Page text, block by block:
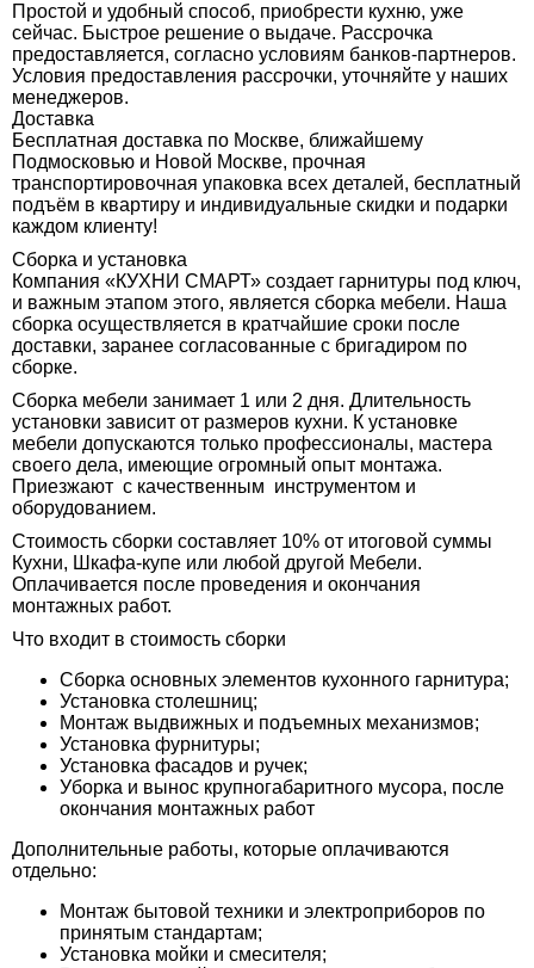
Простой и удобный способ, приобрести кухню, уже
сейчас. Быстрое решение о выдаче. Рассрочка
предоставляется, согласно условиям банков-партнеров.
Условия предоставления рассрочки, уточняйте у наших
менеджеров.
Доставка
Бесплатная доставка по Москве, ближайшему
Подмосковью и Новой Москве, прочная
транспортировочная упаковка всех деталей, бесплатный
подъём в квартиру и индивидуальные скидки и подарки
каждом клиенту!
Сборка и установка
Компания «КУХНИ СМАРТ» создает гарнитуры под ключ,
и важным этапом этого, является сборка мебели. Наша
сборка осуществляется в кратчайшие сроки после
доставки, заранее согласованные с бригадиром по
сборке.
Сборка мебели занимает 1 или 2 дня. Длительность
установки зависит от размеров кухни. К установке
мебели допускаются только профессионалы, мастера
своего дела, имеющие огромный опыт монтажа.
Приезжают с качественным инструментом и
оборудованием.
Стоимость сборки составляет 10% от итоговой суммы
Кухни, Шкафа-купе или любой другой Мебели.
Оплачивается после проведения и окончания
монтажных работ.
Что входит в стоимость сборки
Сборка основных элементов кухонного гарнитура;
Установка столешниц;
Монтаж выдвижных и подъемных механизмов;
Установка фурнитуры;
Установка фасадов и ручек;
Уборка и вынос крупногабаритного мусора, после
окончания монтажных работ
Дополнительные работы, которые оплачиваются
отдельно:
Монтаж бытовой техники и электроприборов по
принятым стандартам;
Установка мойки и смесителя;